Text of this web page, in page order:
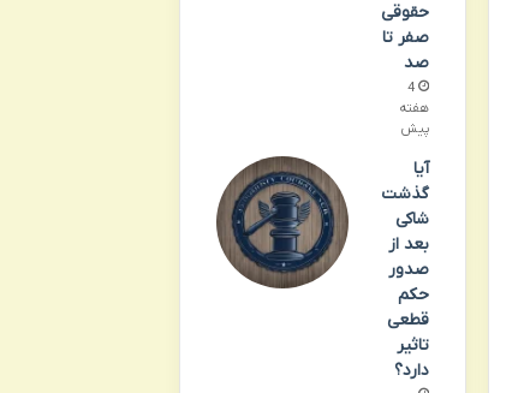
حقوقی
صفر تا
صد
4
هفته
پیش
آیا
گذشت
شاکی
بعد از
صدور
حکم
قطعی
تاثیر
دارد؟